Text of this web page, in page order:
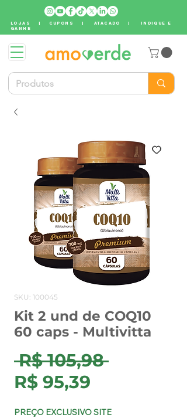
LOJAS | CUPONS |ATACADO | INDIQUE E
GANHE
SKU: 100045
Kit 2 und de COQ10
60 caps - Multivitta
R$ 105,98 Preço
R$ 95,39
PREÇO EXCLUSIVO SITE